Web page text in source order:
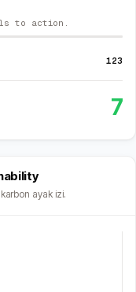
to action.
123
7
ayak izi.